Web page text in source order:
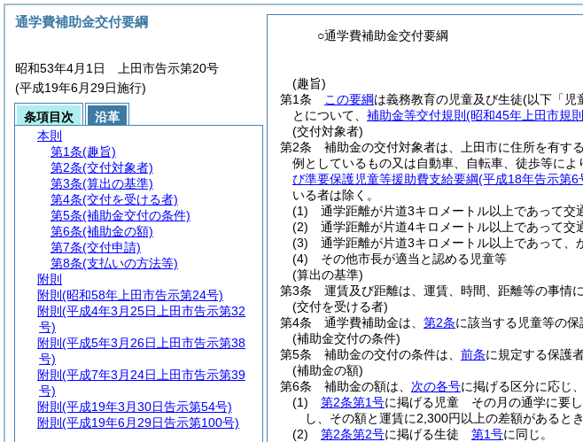
○通学費補助金交付要綱
(趣旨)
第1条
この要綱は義務教育の児童及び生徒(以下「児
とについて、 補助金等交付規則 (昭和45年上田市規
(交付対象者)
第2条
補助金の交付対象者は、上田市に住所を有す
例としているもの又は自動車、自転車、徒歩等によ
び準要保護児童等援助費支給要綱(平成18年告示第6
いる者は除く。
(1)
通学距離が片道3キロメートル以上であって交
(2)
通学距離が片道4キロメートル以上であって交
(3)
通学距離が片道3キロメートル以上であって
(4)
その他市長が適当と認める児童等
(算出の基準)
第3条
運賃及び距離は、運賃、時間、距離等の事情
(交付を受ける者)
第4条
通学費補助金は、 第2条に該当する児童等の保
(補助金交付の条件)
第5条
補助金の交付の条件は、 前条に規定する保護
(補助金の額)
第6条
補助金の額は、 次の各号に掲げる区分に応じ、
(1)
第2条第1号に掲げる児童 その月の通学に要
し、その額と運賃に2,300円以上の差額があると
(2)
第2条第2号に掲げる生徒 第1号に同じ。
通学費補助金交付要綱
昭和53年4月1日 上田市告示第20号
(平成19年6月29日施行)
条項目次
沿革
本則
第1条(趣旨)
第2条(交付対象者)
第3条(算出の基準)
第4条(交付を受ける者)
第5条(補助金交付の条件)
第6条(補助金の額)
第7条(交付申請)
第8条(支払いの方法等)
附則
附則 (昭和58年上田市告示第24号)
附則 (平成4年3月25日上田市告示第32
号)
附則 (平成5年3月26日上田市告示第38
号)
附則 (平成7年3月24日上田市告示第39
号)
附則 (平成19年3月30日告示第54号)
附則 (平成19年6月29日告示第100号)